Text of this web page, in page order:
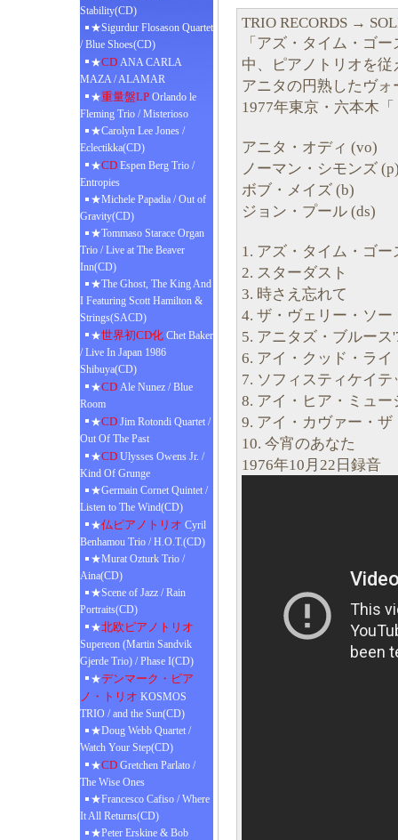
Stability(CD)
★Sigurdur Flosason Quartet
/ Blue Shoes(CD)
★CD ANA CARLA
MAZA / ALAMAR
★重量盤LP Orlando le
Fleming Trio / Misterioso
★Carolyn Lee Jones /
Eclectikka(CD)
★CD Espen Berg Trio /
Entropies
★Michele Papadia / Out of
Gravity(CD)
★Tommaso Starace Organ
Trio / Live at The Beaver
Inn(CD)
★The Ghost, The King And
I Featuring Scott Hamilton &
Strings(SACD)
★世界初CD化 Chet Baker
/ Live In Japan 1986
Shibuya(CD)
★CD Ale Nunez / Blue
Room
★CD Jim Rotondi Quartet /
Out Of The Past
★CD Ulysses Owens Jr. /
Kind Of Grunge
★Germain Cornet Quintet /
Listen to The Wind(CD)
★仏ピアノトリオ Cyril
Benhamou Trio / H.O.T.(CD)
★Murat Ozturk Trio /
Aina(CD)
★Scene of Jazz / Rain
Portraits(CD)
★北欧ピアノトリオ
Supereon (Martin Sandvik
Gjerde Trio) / Phase I(CD)
★デンマーク・ピア
ノ・トリオ KOSMOS
TRIO / and the Sun(CD)
★Doug Webb Quartet /
Watch Your Step(CD)
★CD Gretchen Parlato /
The Wise Ones
★Francesco Cafiso / Where
It All Returns(CD)
★Peter Erskine & Bob
TRIO RECORDS →
「アズ・タイム・ゴ
中、ピアノトリオを
アニタの円熟したヴ
1977年東京・六本木
アニタ・オディ (vo)
ノーマン・シモンズ
ボブ・メイズ (b)
ジョン・プール (ds)
1. アズ・タイム・ゴー
2. スターダスト
3. 時さえ忘れて
4. ザ・ヴェリー・ソ
5. アニタズ・ブルース
6. アイ・クッド・ラ
7. ソフィスティケイ
8. アイ・ヒア・ミュー
9. アイ・カヴァー・
10. 今宵のあなた
1976年10月22日録音